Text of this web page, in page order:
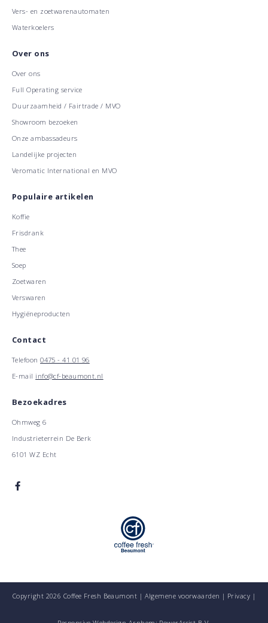
Vers- en zoetwarenautomaten
Waterkoelers
Over ons
Over ons
Full Operating service
Duurzaamheid / Fairtrade / MVO
Showroom bezoeken
Onze ambassadeurs
Landelijke projecten
Veromatic International en MVO
Populaire artikelen
Koffie
Frisdrank
Thee
Soep
Zoetwaren
Verswaren
Hygiëneproducten
Contact
Telefoon0475 - 41 01 96
E-mail info@cf-beaumont.nl
Bezoekadres
Ohmweg 6
Industrieterrein De Berk
6101 WZ Echt
Copyright 2026 Coffee Fresh Beaumont | Algemene voorwaarden | Privacy |